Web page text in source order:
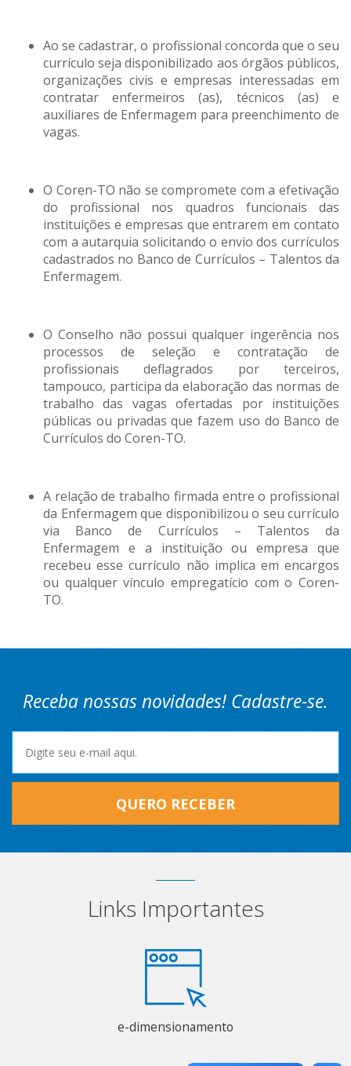
Ao se cadastrar, o profissional concorda que o seu
currículo seja disponibilizado aos órgãos públicos,
organizações civis e empresas interessadas em
contratar enfermeiros (as), técnicos (as) e
auxiliares de Enfermagem para preenchimento de
vagas.
O Coren-TO não se compromete com a efetivação
do profissional nos quadros funcionais das
instituições e empresas que entrarem em contato
com a autarquia solicitando o envio dos currículos
cadastrados no Banco de Currículos – Talentos da
Enfermagem.
O Conselho não possui qualquer ingerência nos
processos de seleção e contratação de
profissionais deflagrados por terceiros,
tampouco, participa da elaboração das normas de
trabalho das vagas ofertadas por instituições
públicas ou privadas que fazem uso do Banco de
Currículos do Coren-TO.
A relação de trabalho firmada entre o profissional
da Enfermagem que disponibilizou o seu currículo
via Banco de Currículos – Talentos da
Enfermagem e a instituição ou empresa que
recebeu esse currículo não implica em encargos
ou qualquer vínculo empregatício com o Coren-
TO.
Receba nossas novidades! Cadastre-se.
QUERO RECEBER
Links Importantes
e-dimensionamento